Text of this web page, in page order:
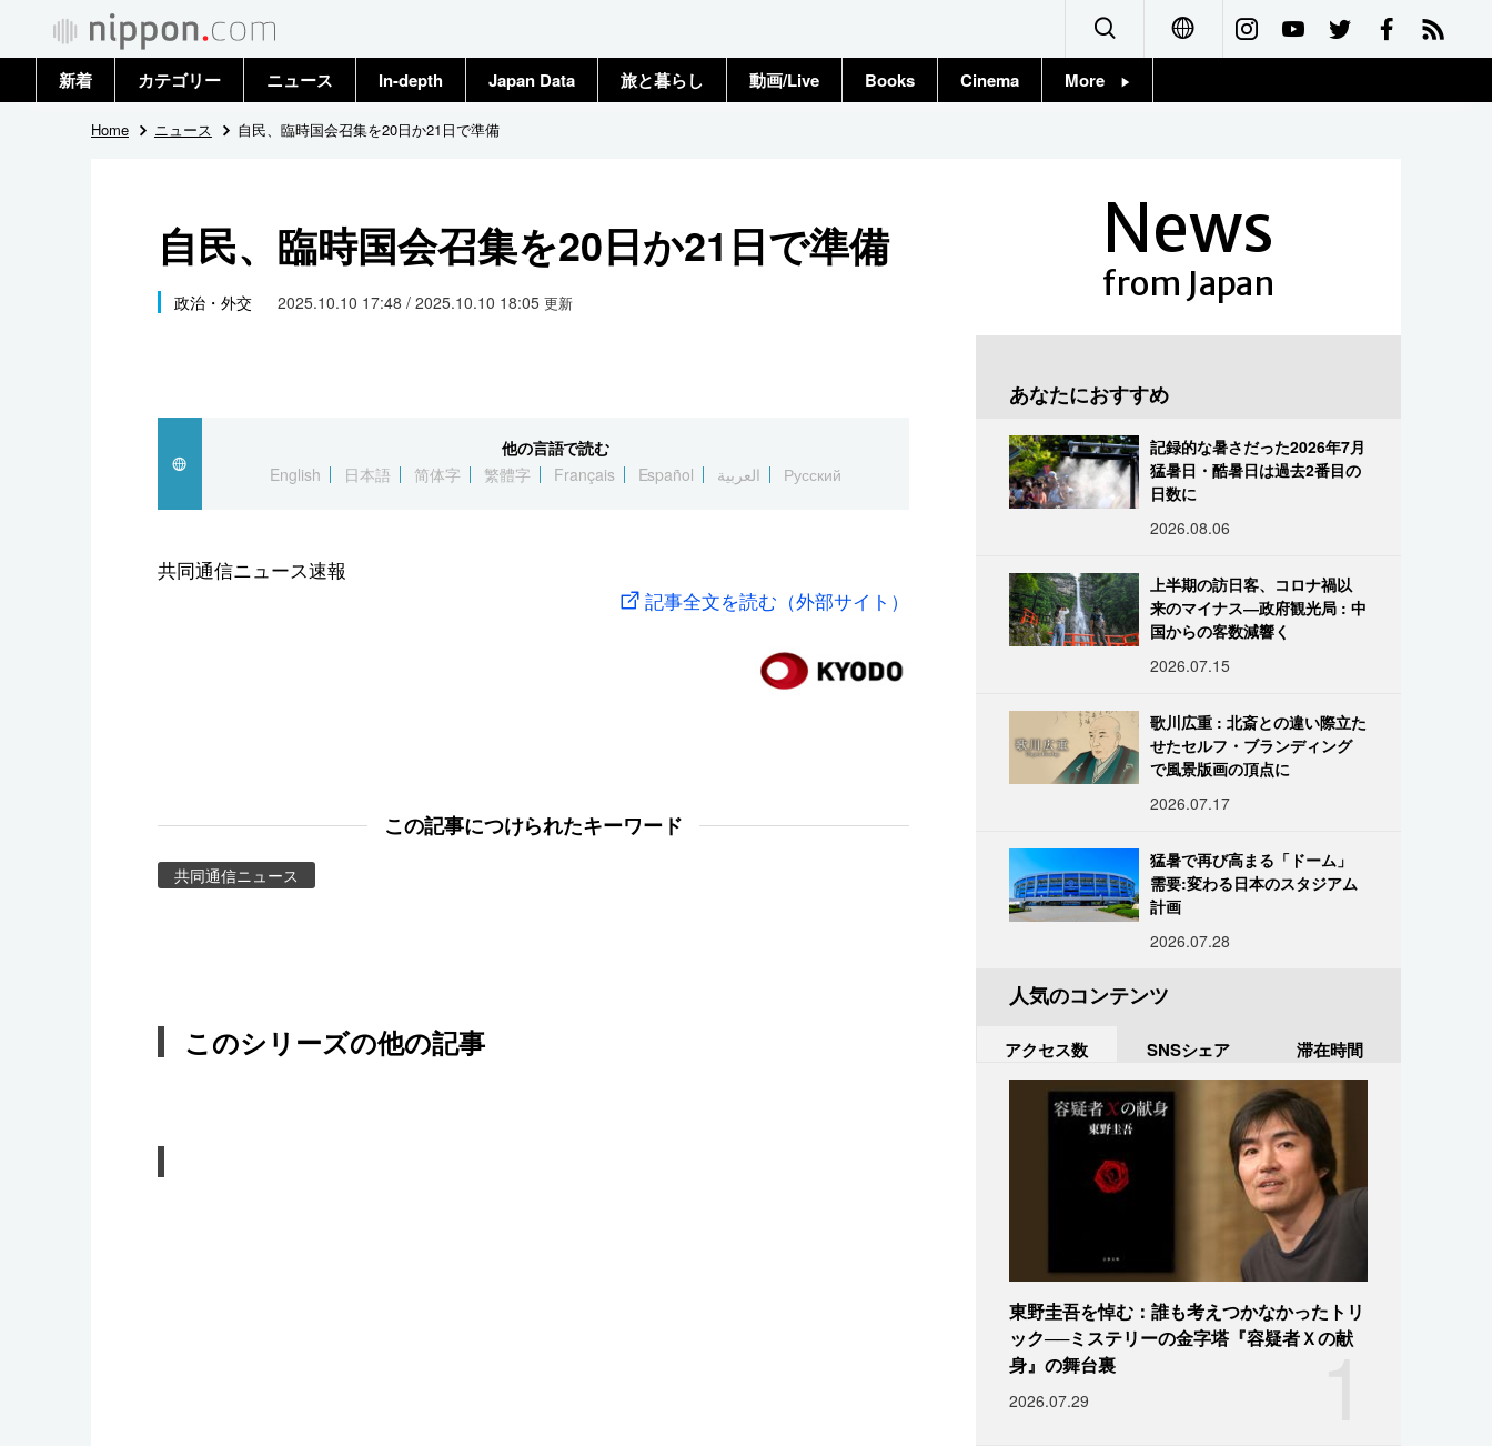
Français
新着 カテゴリー
政治・外交
国際
科学・技術
暮らし
ニュース
トップ
In-depth Japan Data 旅と暮らし 動画/Live Books Cinema More
Home ニュース 自民、臨時国会召集を20日か21日で準備
自民、臨時国会召集を20日か21日で準備
政治・外交 2025.10.10 17:48 / 2025.10.10 18:05 更新
他の言語で読む
English
日本語 简体字 繁體字 Français Español العربية Русский
共同通信ニュース速報
記事全文を読む（外部サイト）
この記事につけられたキーワード
共同通信ニュース
このシリーズの他の記事
News
from Japan
あなたにおすすめ
記録的な暑さだった2026年7月
猛暑日・酷暑日は過去2番目の
日数に
2026.08.06
上半期の訪日客、コロナ禍以
来のマイナス―政府観光局 : 中
国からの客数減響く
2026.07.15
歌川広重 : 北斎との違い際立た
せたセルフ・ブランディング
で風景版画の頂点に
2026.07.17
猛暑で再び高まる「ドーム」
需要:変わる日本のスタジアム
計画
2026.07.28
人気のコンテンツ
アクセス数 SNSシェア 滞在時間
1
東野圭吾を悼む：誰も考えつかなかったトリ
ック──ミステリーの金字塔『容疑者Ｘの献
身』の舞台裏
2026.07.29